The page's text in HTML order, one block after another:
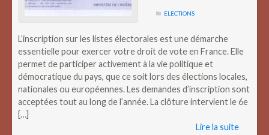
ELECTIONS
L’inscription sur les listes électorales est une démarche
essentielle pour exercer votre droit de vote en France. Elle
permet de participer activement à la vie politique et
démocratique du pays, que ce soit lors des élections locales,
nationales ou européennes. Les demandes d’inscription sont
acceptées tout au long de l’année. La clôture intervient le 6e
[…]
Lire la suite